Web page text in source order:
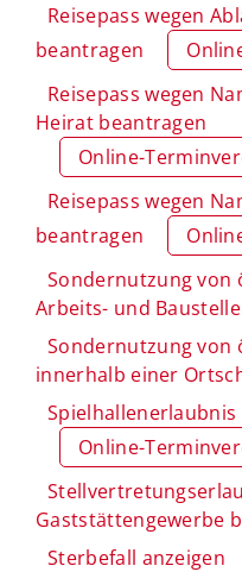
Reisepass wegen
beantragen
Reisepass wegen
Heirat beantragen
Online-
Reisepass wegen
beantragen
Sondernutzung von
Arbeits- und
Sondernutzung von
innerhalb einer
Online-
Gaststättengewerbe
Sterbefall anzeigen